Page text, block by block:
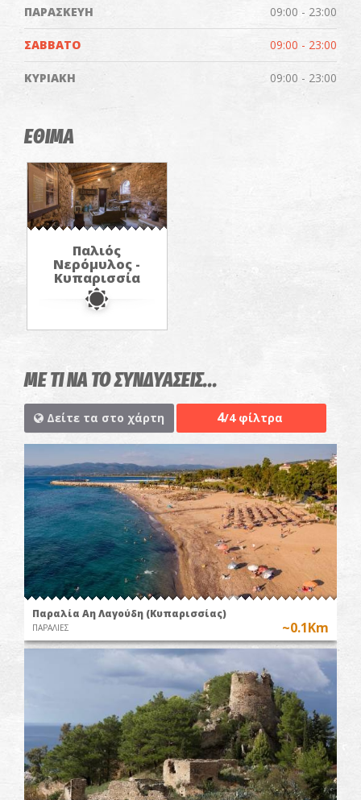
ΠΑΡΑΣΚΕΥΗ 09:00 - 23:00
ΣΑΒΒΑΤΟ 09:00 - 23:00
ΚΥΡΙΑΚΗ 09:00 - 23:00
ΕΘΙΜΑ
Παλιός
Νερόμυλος -
Κυπαρισσία
ΜΕ ΤΙ ΝΑ ΤΟ ΣΥΝΔΥΑΣΕΙΣ...
Δείτε τα στο χάρτη 4/4 φίλτρα
Παραλία Αη Λαγούδη (Κυπαρισσίας)
ΠΑΡΑΛΙΕΣ ~0.1Km